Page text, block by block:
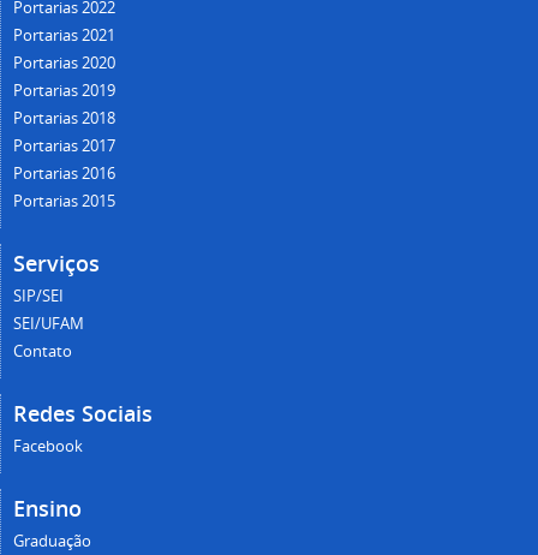
Portarias 2022
Portarias 2021
Portarias 2020
Portarias 2019
Portarias 2018
Portarias 2017
Portarias 2016
Portarias 2015
Serviços
SIP/SEI
SEI/UFAM
Contato
Redes Sociais
Facebook
Ensino
Graduação